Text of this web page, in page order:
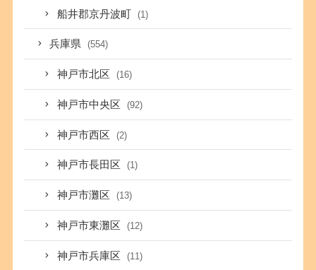
船井郡京丹波町 (1)
兵庫県 (554)
神戸市北区 (16)
神戸市中央区 (92)
神戸市西区 (2)
神戸市長田区 (1)
神戸市灘区 (13)
神戸市東灘区 (12)
神戸市兵庫区 (11)